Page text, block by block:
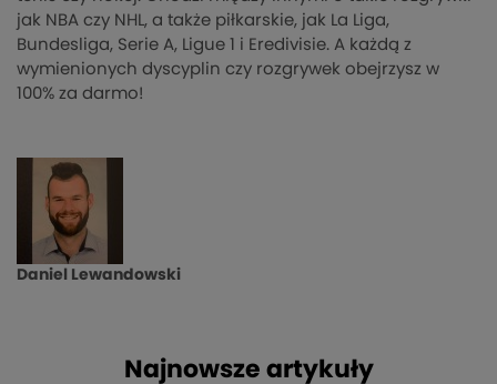
jak NBA czy NHL, a także piłkarskie, jak La Liga,
Bundesliga, Serie A, Ligue 1 i Eredivisie. A każdą z
wymienionych dyscyplin czy rozgrywek obejrzysz w
100% za darmo!
Daniel Lewandowski
Najnowsze artykuły